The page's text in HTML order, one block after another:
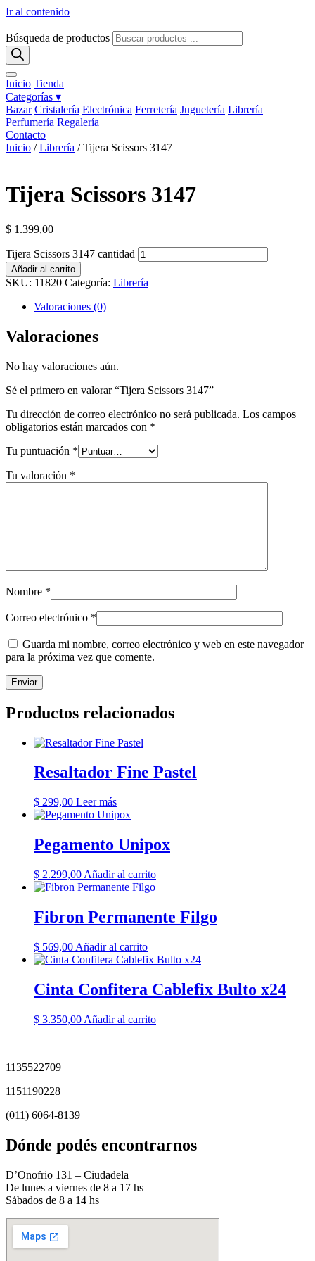
Ir al contenido
Búsqueda de productos
Inicio Tienda
Categorías ▾
Bazar Cristalería Electrónica Ferretería Juguetería Librería
Perfumería Regalería
Contacto
Inicio /Librería / Tijera Scissors 3147
Tijera Scissors 3147
$ 1.399,00
Tijera Scissors 3147 cantidad
Añadir al carrito
SKU: 11820 Categoría: Librería
Valoraciones (0)
Valoraciones
No hay valoraciones aún.
Sé el primero en valorar “Tijera Scissors 3147”
Tu dirección de correo electrónico no será publicada. Los campos
obligatorios están marcados con *
Tu puntuación *
Tu valoración *
Nombre *
Correo electrónico *
Guarda mi nombre, correo electrónico y web en este navegador
para la próxima vez que comente.
Productos relacionados
Resaltador Fine Pastel
$ 299,00 Leer más
Pegamento Unipox
$ 2.299,00 Añadir al carrito
Fibron Permanente Filgo
$ 569,00 Añadir al carrito
Cinta Confitera Cablefix Bulto x24
$ 3.350,00 Añadir al carrito
1135522709
1151190228
(011) 6064-8139
Dónde podés encontrarnos
D’Onofrio 131 – Ciudadela
De lunes a viernes de 8 a 17 hs
Sábados de 8 a 14 hs